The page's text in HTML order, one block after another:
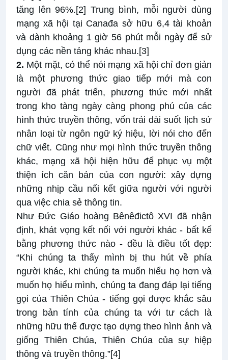
tăng lên 96%.[2] Trung bình, mỗi người dùng
mạng xã hội tại Canađa sở hữu 6,4 tài khoản
và dành khoảng 1 giờ 56 phút mỗi ngày để sử
dụng các nền tảng khác nhau.[3]
2. Một mặt, có thể nói mạng xã hội chỉ đơn giản
là một phương thức giao tiếp mới mà con
người đã phát triển, phương thức mới nhất
trong kho tàng ngày càng phong phú của các
hình thức truyền thông, vốn trải dài suốt lịch sử
nhân loại từ ngôn ngữ ký hiệu, lời nói cho đến
chữ viết. Cũng như mọi hình thức truyền thông
khác, mạng xã hội hiện hữu để phục vụ một
thiện ích căn bản của con người: xây dựng
những nhịp cầu nối kết giữa người với người
qua việc chia sẻ thông tin.
Như Đức Giáo hoàng Bênêđictô XVI đã nhận
định, khát vọng kết nối với người khác - bất kể
bằng phương thức nào - đều là điều tốt đẹp:
“Khi chúng ta thấy mình bị thu hút về phía
người khác, khi chúng ta muốn hiểu họ hơn và
muốn họ hiểu mình, chúng ta đang đáp lại tiếng
gọi của Thiên Chúa - tiếng gọi được khắc sâu
trong bản tính của chúng ta với tư cách là
những hữu thể được tạo dựng theo hình ảnh và
giống Thiên Chúa, Thiên Chúa của sự hiệp
thông và truyền thông.”[4]